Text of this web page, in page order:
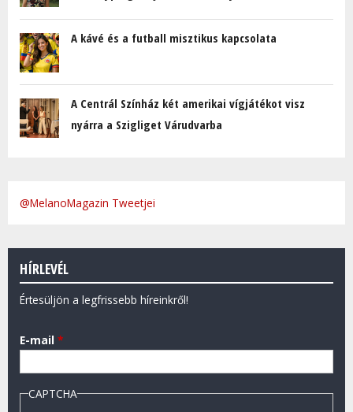
A kávé és a futball misztikus kapcsolata
A Centrál Színház két amerikai vígjátékot visz
nyárra a Szigliget Várudvarba
@MelanoMagazin Tweetjei
HÍRLEVÉL
Értesüljön a legfrissebb híreinkről!
E-mail *
CAPTCHA